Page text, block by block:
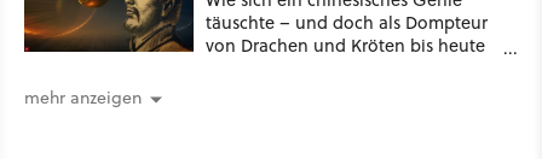
täuschte – und doch als Dompteur
von Drachen und Kröten bis heute
mehr anzeigen